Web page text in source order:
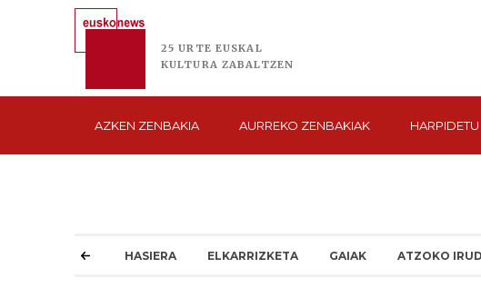
25 URTE EUSKAL
KULTURA ZABALTZEN
AZKEN ZENBAKIA AURREKO ZENBAKIAK HARPIDETU
HASIERA ELKARRIZKETA GAIAK ATZOKO